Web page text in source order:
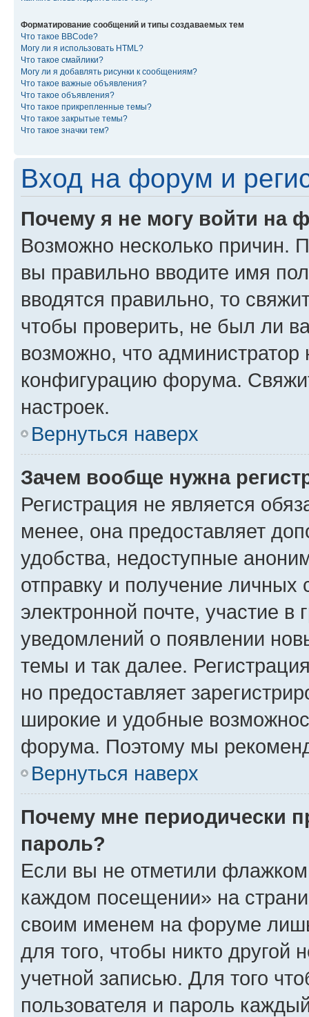
Форматирование сообщений и типы создаваемых тем
Что такое BBCode?
Могу ли я использовать HTML?
Что такое смайлики?
Могу ли я добавлять рисунки к сообщениям?
Что такое важные объявления?
Что такое объявления?
Что такое прикрепленные темы?
Что такое закрытые темы?
Что такое значки тем?
Вход на форум и
Почему я не могу войти на
Возможно несколько причин.
вы правильно вводите имя
вводятся правильно, то
чтобы проверить, не был ли
возможно, что администратор
конфигурацию форума.
настроек.
Вернуться наверх
Зачем вообще нужна
Регистрация не является
менее, она предоставляет
удобства, недоступные
отправку и получение
электронной почте, участие в
уведомлений о появлении
темы и так далее.
но предоставляет
широкие и удобные
форума. Поэтому мы
Вернуться наверх
Почему мне периодически
пароль?
Если вы не отметили флажком
каждом посещении» на
своим именем на форуме
для того, чтобы никто другой
учетной записью. Для того
пользователя и пароль